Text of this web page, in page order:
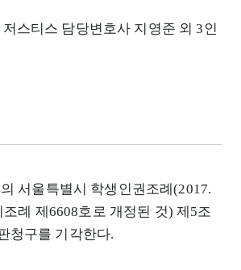
스티스 담당변호사 지영준 외 3인
서울특별시 학생인권조례(2017.
례 제6608호로 개정된 것) 제5조
청구를 기각한다.